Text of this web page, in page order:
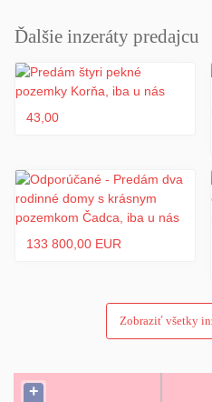
Náklady súvisiace s prevodom
zmlúv), katastrálne (návrh na
štandardné podanie) a notárske
realitnej kancelárie.
Ochotne vám poskytneme ďalšie
obhliadku.
Andreja Hlinku 28/4
tel.: +421 905 425 576
Ďalšie inzeráty predajcu
43,00
133 800,00 EUR
Zobraziť všetky
+